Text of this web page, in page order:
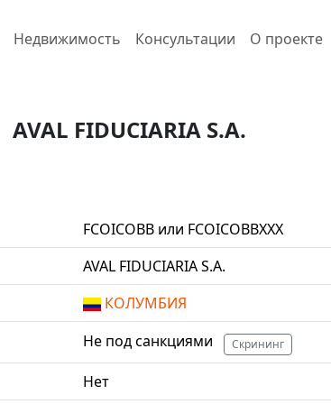
Недвижимость Консультации О проекте
AVAL FIDUCIARIA S.A.
FCOICOBB или FCOICOBBXXX
AVAL FIDUCIARIA S.A.
КОЛУМБИЯ
Не под санкциями Скрининг
Нет